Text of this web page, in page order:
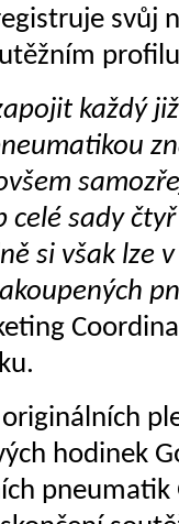
svůj
každý
celé sady
si však lze
hodinek